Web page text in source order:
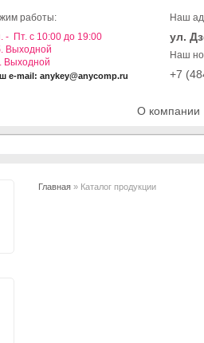
О компании
работы:
- Пт. с 10:00 до 19:00
Выходной
Выходной
e-mail: anykey@anycomp.ru
Наш
ул.
Наш
+7
Главная » Каталог продукции